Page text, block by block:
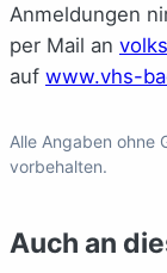
Anmeldungen
per Mail an
auf www.vhs-
Alle Angaben ohne
vorbehalten.
Auch an